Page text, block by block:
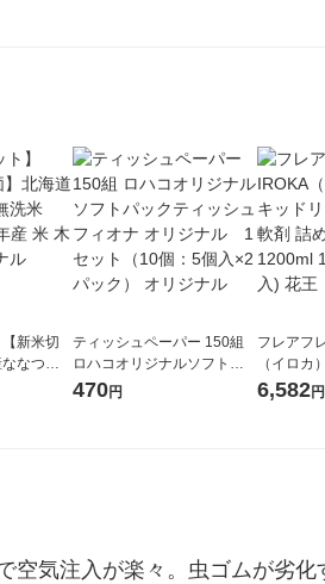
【新米切
なつぼ
和7年産
ティッシュペーパー 150組
ロハコオリジナルソフトパ
ックティッシュ フィオナ オ
470円
フレアフ
（イロカ
ーの香り
6,582円
空気注入が楽々。虫ゴムが劣